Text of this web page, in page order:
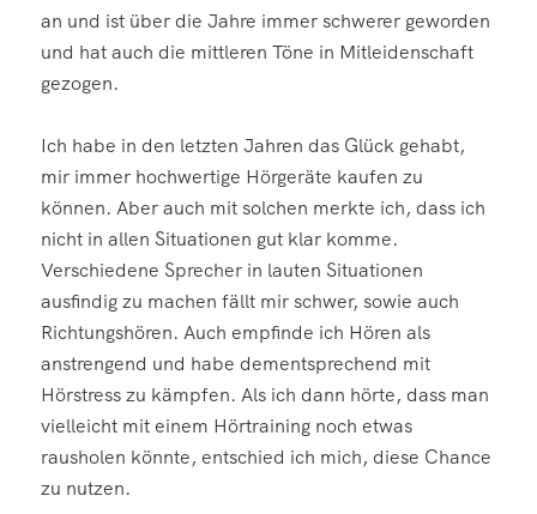
an und ist über die Jahre immer schwerer geworden
und hat auch die mittleren Töne in Mitleidenschaft
gezogen.
Ich habe in den letzten Jahren das Glück gehabt,
mir immer hochwertige Hörgeräte kaufen zu
können. Aber auch mit solchen merkte ich, dass ich
nicht in allen Situationen gut klar komme.
Verschiedene Sprecher in lauten Situationen
ausfindig zu machen fällt mir schwer, sowie auch
Richtungshören. Auch empfinde ich Hören als
anstrengend und habe dementsprechend mit
Hörstress zu kämpfen. Als ich dann hörte, dass man
vielleicht mit einem Hörtraining noch etwas
rausholen könnte, entschied ich mich, diese Chance
zu nutzen.